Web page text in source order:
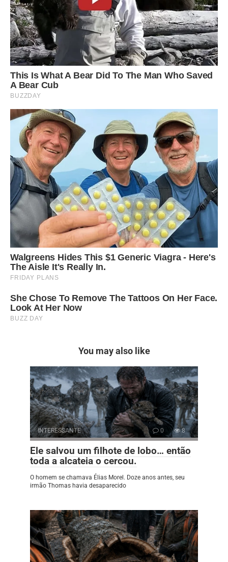
You may also like
INTERESSANTE 0 8
Ele salvou um filhote de lobo… então
toda a alcateia o cercou.
O homem se chamava Élias Morel. Doze anos antes, seu
irmão Thomas havia desaparecido